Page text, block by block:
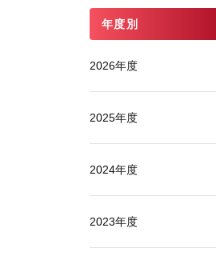
年度別
2026年度
2025年度
2024年度
2023年度